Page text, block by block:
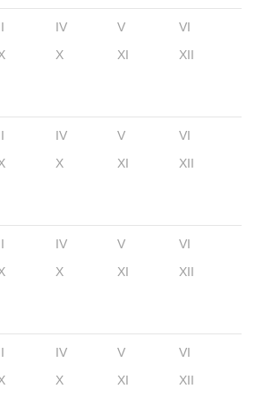
IV V
VI
X XI XII
IV V
VI
X XI XII
IV V
VI
X XI XII
IV V
VI
X XI XII